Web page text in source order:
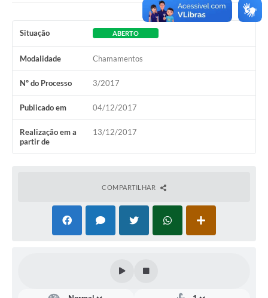
Situação ABERTO
Modalidade Chamamentos
Nº do Processo 3/2017
Publicado em 04/12/2017
Realização em a
partir de
13/12/2017
COMPARTILHAR